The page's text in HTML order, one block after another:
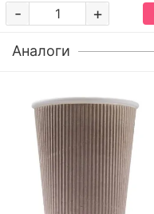
+
-
Аналоги